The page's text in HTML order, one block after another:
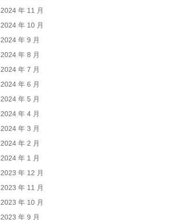
2024 年 11 月
2024 年 10 月
2024 年 9 月
2024 年 8 月
2024 年 7 月
2024 年 6 月
2024 年 5 月
2024 年 4 月
2024 年 3 月
2024 年 2 月
2024 年 1 月
2023 年 12 月
2023 年 11 月
2023 年 10 月
2023 年 9 月